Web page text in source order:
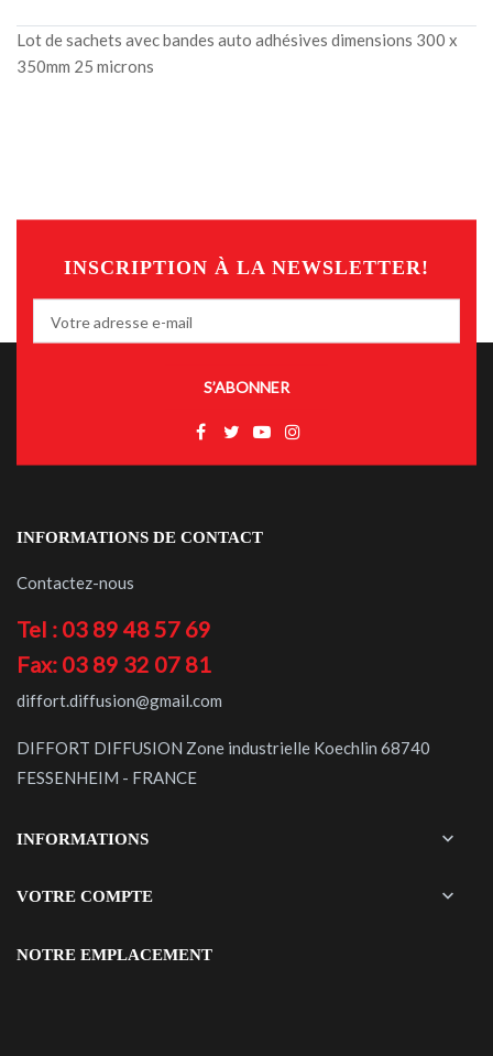
Lot de sachets avec bandes auto adhésives dimensions 300 x
350mm 25 microns
INSCRIPTION À LA NEWSLETTER!
S’ABONNER
INFORMATIONS DE CONTACT
Contactez-nous
Tel : 03 89 48 57 69
Fax: 03 89 32 07 81
diffort.diffusion@gmail.com
DIFFORT DIFFUSION Zone industrielle Koechlin 68740
FESSENHEIM - FRANCE
INFORMATIONS 
VOTRE COMPTE 
NOTRE EMPLACEMENT